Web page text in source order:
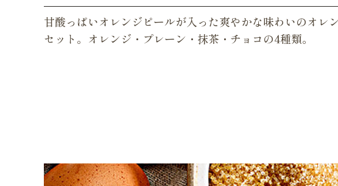
甘酸っぱいオレンジピールが入った爽やかな味わいのオレ
セット。オレンジ・プレーン・抹茶・チョコの4種類。